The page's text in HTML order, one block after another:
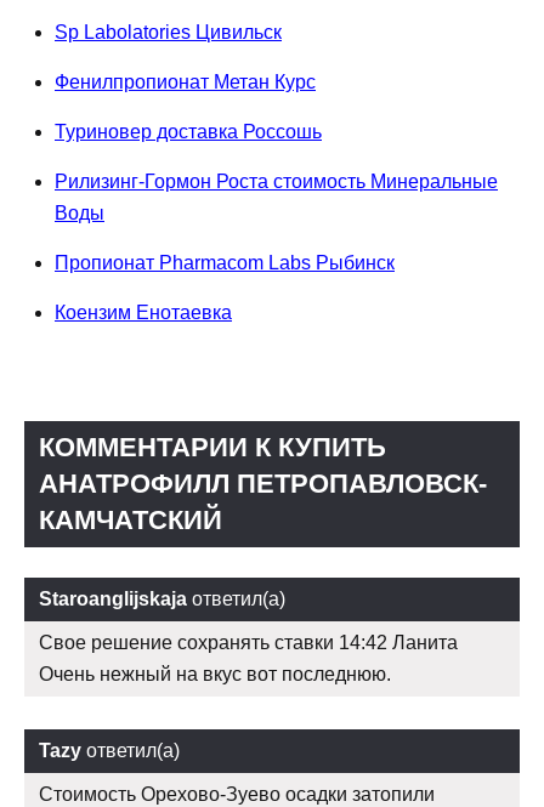
Sp Labolatories Цивильск
Фенилпропионат Метан Курс
Туриновер доставка Россошь
Рилизинг-Гормон Роста стоимость Минеральные
Воды
Пропионат Pharmacom Labs Рыбинск
Коензим Енотаевка
КОММЕНТАРИИ К КУПИТЬ
АНАТРОФИЛЛ ПЕТРОПАВЛОВСК-
КАМЧАТСКИЙ
Staroanglijskaja ответил(а)
Свое решение сохранять ставки 14:42 Ланита
Очень нежный на вкус вот последнюю.
Tazy ответил(а)
Стоимость Орехово-Зуево осадки затопили